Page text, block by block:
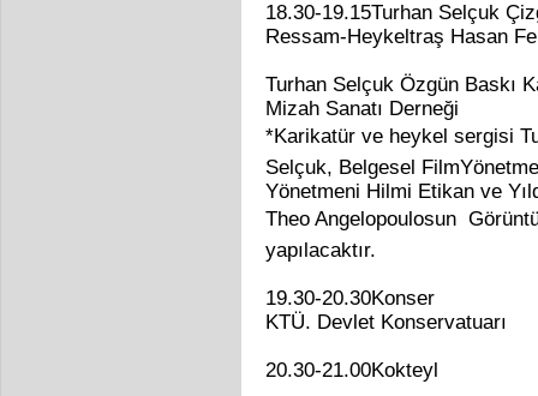
18.30-19.15Turhan Selçuk
Ressam-Heykeltraş Hasan
Turhan Selçuk Özgün Baskı
Mizah Sanatı Derneği
*Karikatür ve heykel sergisi
Selçuk, Belgesel
Yönetmeni Hilmi Etikan ve
Theo Angelopoulosun
yapılacaktır.
19.30-20.30Konser
KTÜ. Devlet Konservatuarı
20.30-21.00Kokteyl